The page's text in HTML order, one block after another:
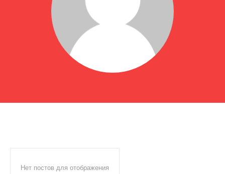
Нет постов для отображения